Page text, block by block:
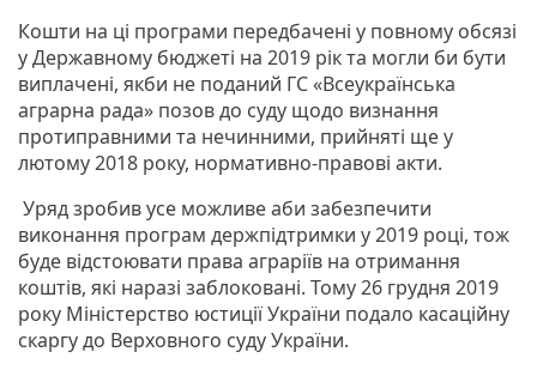
Кошти на ці програми передбачені у повному обсязі
у Державному бюджеті на 2019 рік та могли би бути
виплачені, якби не поданий ГС «Всеукраїнська
аграрна рада» позов до суду щодо визнання
протиправними та нечинними, прийняті ще у
лютому 2018 року, нормативно-правові акти.
Уряд зробив усе можливе аби забезпечити
виконання програм держпідтримки у 2019 році, тож
буде відстоювати права аграріїв на отримання
коштів, які наразі заблоковані. Тому 26 грудня 2019
року Міністерство юстиції України подало касаційну
скаргу до Верховного суду України.